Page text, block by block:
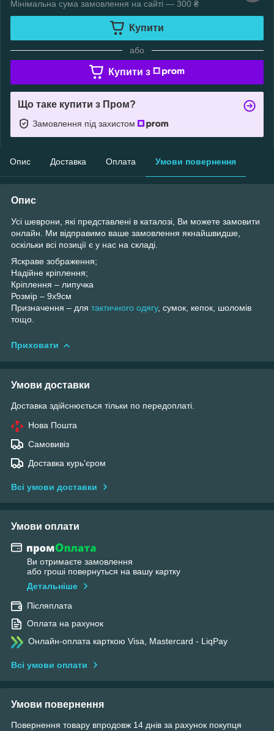
Мінімальна сума замовлення на сайті — 300 ₴
Купити
або
Купити з
Що таке купити з Пром?
Замовлення під захистом
Опис Доставка Оплата Умови повернення
Опис
Усі шеврони, які представлені в каталозі, Ви можете замовити
онлайн. Ми відправимо ваше замовлення якнайшвидше,
оскільки всі позиції є у ​​нас на складі.
Яскраве зображення;
Надійне кріплення;
Кріплення – липучка
Розмір – 9х9см
Призначення – для тактичного одягу, сумок, кепок, шоломів
тощо.
Приховати
Умови доставки
Доставка здійснюється тільки по передоплаті.
Нова Пошта
Самовивіз
Доставка курь'єром
Всі умови доставки
Умови оплати
Ви отримаєте замовлення
або гроші повернуться на вашу картку
Детальніше
Післяплата
Оплата на рахунок
Онлайн-оплата карткою Visa, Mastercard - LiqPay
Всі умови оплати
Умови повернення
Повернення товару впродовж 14 днів за рахунок покупця